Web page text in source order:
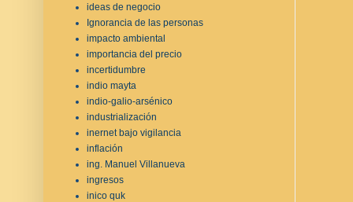
ideas de negocio
Ignorancia de las personas
impacto ambiental
importancia del precio
incertidumbre
indio mayta
indio-galio-arsénico
industrialización
inernet bajo vigilancia
inflación
ing. Manuel Villanueva
ingresos
inico quk